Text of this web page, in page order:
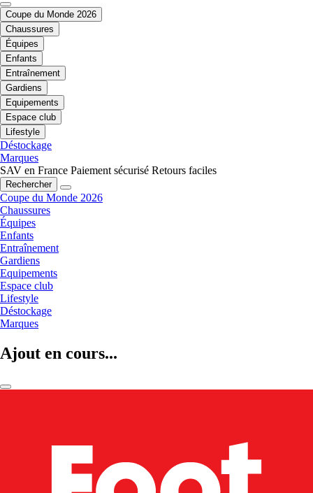
Coupe du Monde 2026
Chaussures
Équipes
Enfants
Entraînement
Gardiens
Equipements
Espace club
Lifestyle
Déstockage
Marques
SAV en France Paiement sécurisé Retours faciles
Rechercher
Coupe du Monde 2026
Chaussures
Équipes
Enfants
Entraînement
Gardiens
Equipements
Espace club
Lifestyle
Déstockage
Marques
Ajout en cours...